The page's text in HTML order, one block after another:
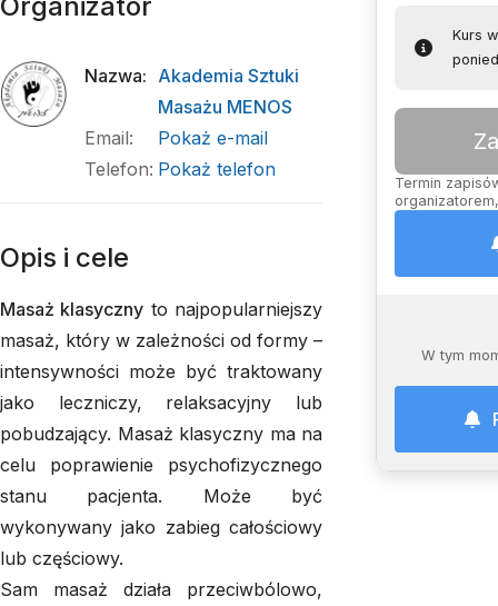
Kurs
Termin
W tym
Nazwa: Akademia Sztuki
Masażu MENOS
Email:
Pokaż e-mail
Telefon: Pokaż telefon
Opis i cele
Masaż klasyczny to najpopularniejszy
masaż, który w zależności od formy –
intensywności może być traktowany
jako leczniczy, relaksacyjny lub
pobudzający. Masaż klasyczny ma na
celu poprawienie psychofizycznego
stanu pacjenta. Może być
wykonywany jako zabieg całościowy
lub częściowy.
Sam masaż działa przeciwbólowo,